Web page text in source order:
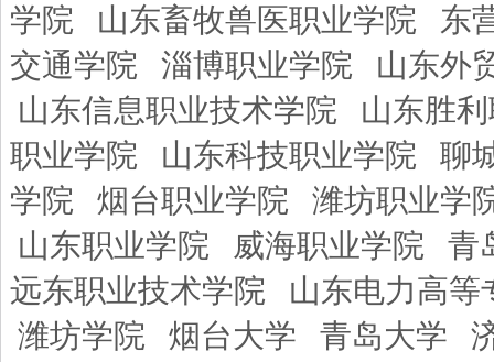
学院
山东畜牧兽医职业学院
东
交通学院
淄博职业学院
山东外
山东信息职业技术学院
山东胜
职业学院
山东科技职业学院
聊
学院
烟台职业学院
潍坊职业学
山东职业学院
威海职业学院
青
远东职业技术学院
山东电力高等
潍坊学院
烟台大学 青岛大学